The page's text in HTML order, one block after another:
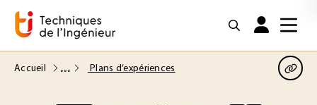
Accueil Plans d’expériences